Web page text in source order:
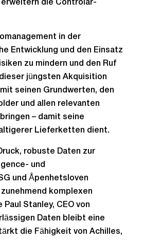
die Controlar-
in der
Entwicklung und den Einsatz
zu mindern und den Ruf
jüngsten Akquisition
seinen Grundwerten, den
und allen relevanten
– damit seine
Lieferketten dient.
robuste Daten zur
und
und Åpenhetsloven
komplexen
Stanley, CEO von
Daten bleibt eine
die Fähigkeit von Achilles,